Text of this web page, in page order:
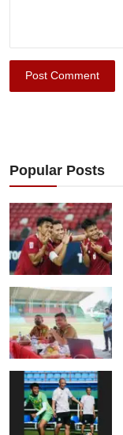
Post Comment
Popular Posts